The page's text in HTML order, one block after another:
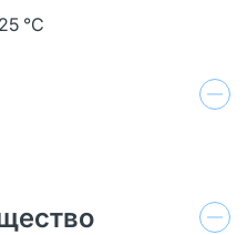
°C